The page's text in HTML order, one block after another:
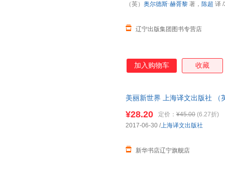
辽宁出版集团图书专营店
（英） 奥尔德斯·赫胥黎 著， 陈超 译
加入购物车 收藏
美丽新世界 上海译文出版社 （
¥28.20 定价： ¥45.00 (6.27折)
新华书店辽宁旗舰店
2017-06-30 /上海译文出版社